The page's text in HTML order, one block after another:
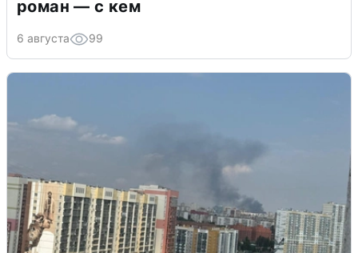
роман — с кем
6 августа 99